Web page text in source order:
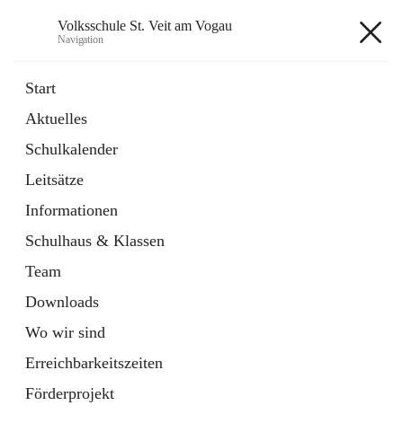
Volksschule St. Veit am Vogau
Navigation
Start
Aktuelles
Schulkalender
Leitsätze
Informationen
Schulhaus & Klassen
Team
Downloads
Wo wir sind
Erreichbarkeitszeiten
Förderprojekt